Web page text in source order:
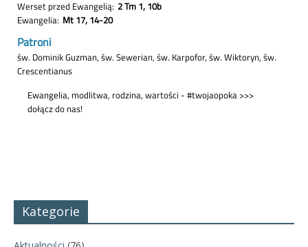
Kategorie